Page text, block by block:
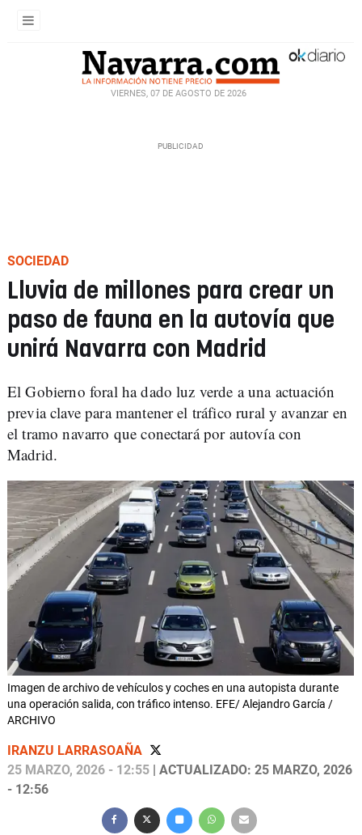
VIERNES, 07 DE AGOSTO DE 2026
SOCIEDAD
Lluvia de millones para crear un
paso de fauna en la autovía que
unirá Navarra con Madrid
El Gobierno foral ha dado luz verde a una actuación
previa clave para mantener el tráfico rural y avanzar en
el tramo navarro que conectará por autovía con
Madrid.
Imagen de archivo de vehículos y coches en una autopista durante
una operación salida, con tráfico intenso. EFE/ Alejandro García /
ARCHIVO
IRANZU LARRASOAÑA
25 MARZO, 2026 - 12:55 | ACTUALIZADO: 25 MARZO, 2026
- 12:56